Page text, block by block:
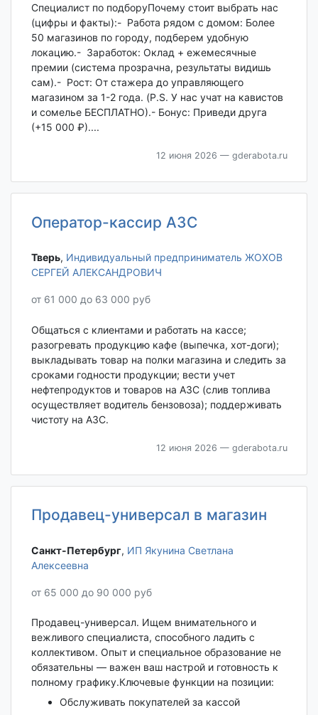
Специалист по подборуПочему стоит выбрать нас
(цифры и факты):- Работа рядом с домом: Более
50 магазинов по городу, подберем удобную
локацию.- Заработок: Оклад + ежемесячные
премии (система прозрачна, результаты видишь
сам).- Рост: От стажера до управляющего
магазином за 1-2 года. (P.S. У нас учат на кавистов
и сомелье БЕСПЛАТНО).- Бонус: Приведи друга
(+15 000 ₽)....
12 июня 2026 — gderabota.ru
Оператор-кассир АЗС
Тверь‎, Индивидуальный предприниматель ЖОХОВ
СЕРГЕЙ АЛЕКСАНДРОВИЧ
от 61 000 до 63 000 руб
Общаться с клиентами и работать на кассе;
разогревать продукцию кафе (выпечка, хот-доги);
выкладывать товар на полки магазина и следить за
сроками годности продукции; вести учет
нефтепродуктов и товаров на АЗС (слив топлива
осуществляет водитель бензовоза); поддерживать
чистоту на АЗС.
12 июня 2026 — gderabota.ru
Продавец-универсал в магазин
Санкт-Петербург‎, ИП Якунина Светлана
Алексеевна
от 65 000 до 90 000 руб
Продавец-универсал. Ищем внимательного и
вежливого специалиста, способного ладить с
коллективом. Опыт и специальное образование не
обязательны — важен ваш настрой и готовность к
полному графику.Ключевые функции на позиции:
Обслуживать покупателей за кассой